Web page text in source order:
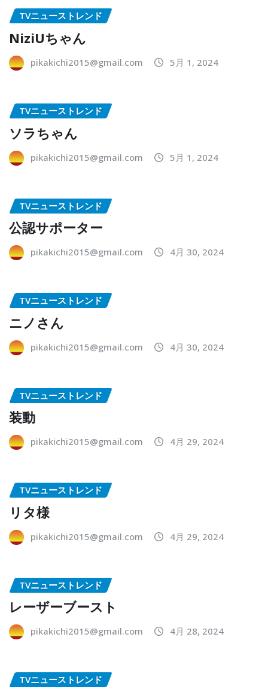
TVニューストレンド
NiziUちゃん
pikakichi2015@gmail.com 5月 1, 2024
TVニューストレンド
ソラちゃん
pikakichi2015@gmail.com 5月 1, 2024
TVニューストレンド
公認サポーター
pikakichi2015@gmail.com 4月 30, 2024
TVニューストレンド
ニノさん
pikakichi2015@gmail.com 4月 30, 2024
TVニューストレンド
装動
pikakichi2015@gmail.com 4月 29, 2024
TVニューストレンド
リタ様
pikakichi2015@gmail.com 4月 29, 2024
TVニューストレンド
レーザーブースト
pikakichi2015@gmail.com 4月 28, 2024
TVニューストレンド